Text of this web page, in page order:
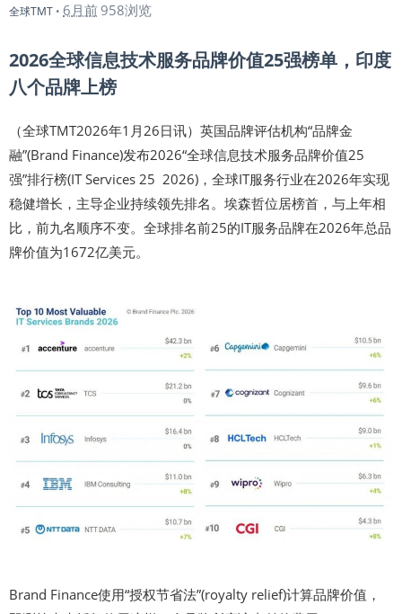
全球TMT • 6月前958浏览
2026全球信息技术服务品牌价值25强榜单，印度
八个品牌上榜
（全球TMT2026年1月26日讯）英国品牌评估机构“品牌金
融”(Brand Finance)发布2026“全球信息技术服务品牌价值25
强”排行榜(IT Services 25 2026)，全球IT服务行业在2026年实现
稳健增长，主导企业持续领先排名。埃森哲位居榜首，与上年相
比，前九名顺序不变。全球排名前25的IT服务品牌在2026年总品
牌价值为1672亿美元。
Brand Finance使用“授权节省法”(royalty relief)计算品牌价值，